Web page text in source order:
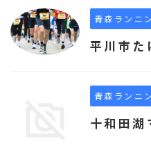
青森ランニ
平川市た
青森ランニ
十和田湖